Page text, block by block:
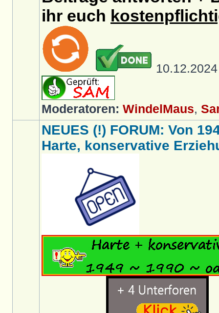
ihr euch
Moderatoren: WindelMaus,
NEUES (!) FORUM: Von
Harte, konservative